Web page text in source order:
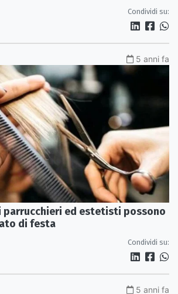
Condividi su:
5 anni fa
parrucchieri ed estetisti possono
di festa
Condividi su:
5 anni fa